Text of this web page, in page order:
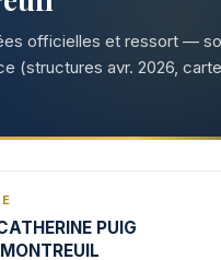
officielles et ressort —
(structures avr. 2026,
PUIG